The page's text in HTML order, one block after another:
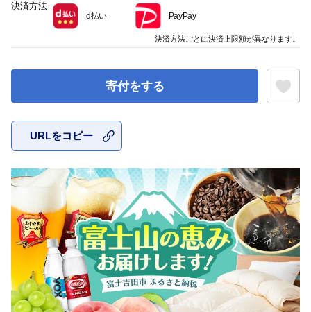
寄付をする
URLをコピー
決済方法
d払い PayPay
決済方法ごとに決済上限額が異なります。